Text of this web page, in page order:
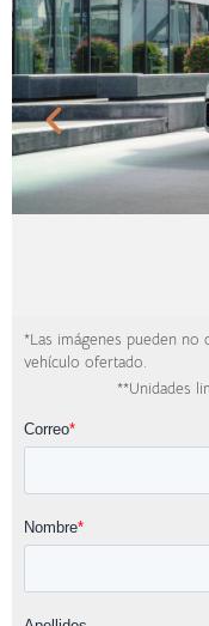
*Las imágenes pueden
vehículo ofertado.
**Unidades